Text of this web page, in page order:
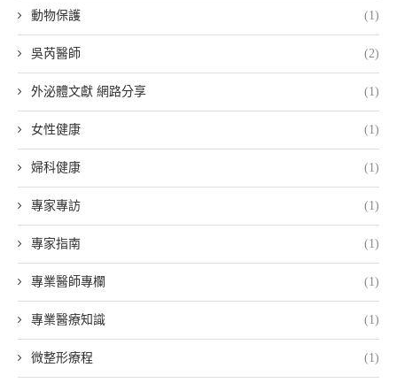
動物保護 (1)
吳芮醫師 (2)
外泌體文獻 網路分享 (1)
女性健康 (1)
婦科健康 (1)
專家專訪 (1)
專家指南 (1)
專業醫師專欄 (1)
專業醫療知識 (1)
微整形療程 (1)